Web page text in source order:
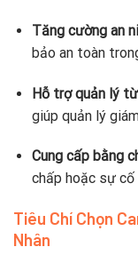
Tăng cường an
bảo an toàn
Hỗ trợ quản lý
giúp quản lý
Cung cấp bằng
chấp hoặc sự cố
Tiêu Chí Chọn
Nhân